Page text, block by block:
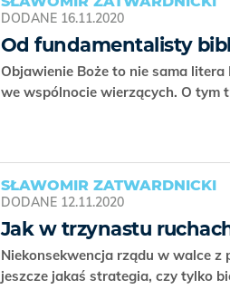
DODANE 16.11.2020
Od fundamentalisty
Objawienie Boże to nie sama
we wspólnocie wierzących. O tym
SŁAWOMIR ZATWARDNICKI
DODANE 12.11.2020
Jak w trzynastu
Niekonsekwencja rządu w walce
jeszcze jakaś strategia, czy tylko